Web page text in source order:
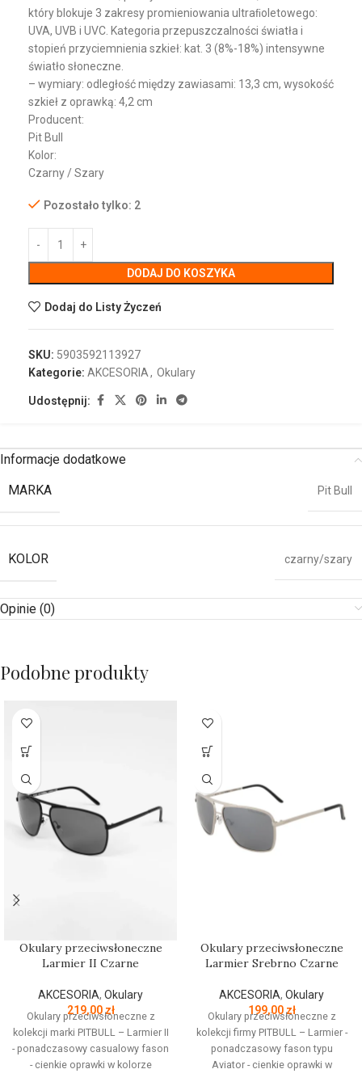
który blokuje 3 zakresy promieniowania ultraﬁoletowego:
UVA, UVB i UVC. Kategoria przepuszczalności światła i
stopień przyciemnienia szkieł: kat. 3 (8%-18%) intensywne
światło słoneczne.
– wymiary: odległość między zawiasami: 13,3 cm, wysokość
szkieł z oprawką: 4,2 cm
Producent:
Pit Bull
Kolor:
Czarny / Szary
Pozostało tylko: 2
DODAJ DO KOSZYKA
Dodaj do Listy Życzeń
SKU: 5903592113927
Kategorie: AKCESORIA, Okulary
Udostępnij:
Informacje dodatkowe
MARKA
Pit Bull
KOLOR czarny/szary
Opinie (0)
Podobne produkty
Okulary przeciwsłoneczne
Larmier II Czarne
AKCESORIA, Okulary
219,00zł
Okulary przeciwsłoneczne z
kolekcji marki PITBULL – Larmier II
- ponadczasowy casualowy fason
- cienkie oprawki w kolorze
Okulary przeciwsłoneczne
Larmier Srebrno Czarne
AKCESORIA, Okulary
199,00zł
Okulary przeciwsłoneczne z
kolekcji firmy PITBULL – Larmier -
ponadczasowy fason typu
Aviator - cienkie oprawki w